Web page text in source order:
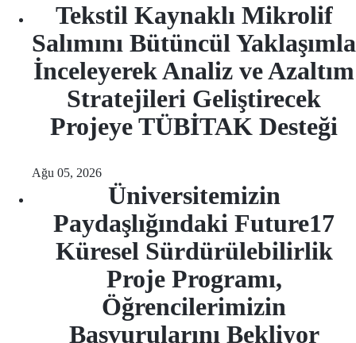
Tekstil Kaynaklı Mikrolif
Salımını Bütüncül Yaklaşımla
İnceleyerek Analiz ve Azaltım
Stratejileri Geliştirecek
Projeye TÜBİTAK Desteği
Ağu 05, 2026
Üniversitemizin
Paydaşlığındaki Future17
Küresel Sürdürülebilirlik
Proje Programı,
Öğrencilerimizin
Başvurularını Bekliyor